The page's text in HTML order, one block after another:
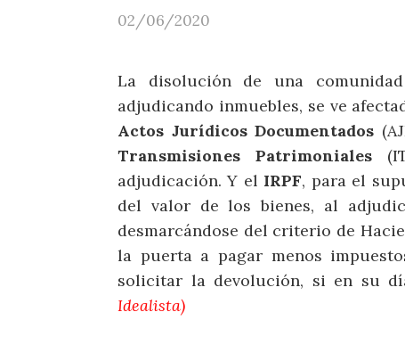
02/06/2020
La disolución de una
adjudicando inmuebles, se ve
Actos Jurídicos Documentados
Transmisiones Patrimoniales
adjudicación. Y el IRPF, para el
del valor de los bienes, al
desmarcándose del criterio de
la puerta a pagar menos
solicitar la devolución, si en su
Idealista)